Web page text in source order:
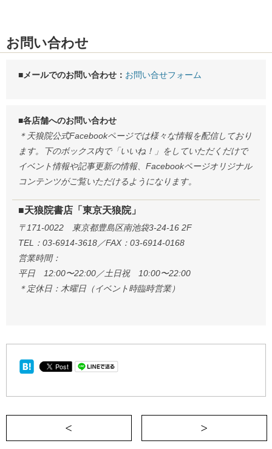
お問い合わせ
■メールでのお問い合わせ： お問い合せフォーム
■各店舗へのお問い合わせ
＊天狼院公式Facebookページでは様々な情報を配信しており
ます。下のボックス内で「いいね！」をしていただくだけで
イベント情報や記事更新の情報、Facebookページオリジナル
コンテンツがご覧いただけるようになります。
■天狼院書店「東京天狼院」
〒171-0022 東京都豊島区南池袋3-24-16 2F
TEL：03-6914-3618／FAX：03-6914-0168
営業時間：
平日 12:00〜22:00／土日祝 10:00〜22:00
＊定休日：木曜日（イベント時臨時営業）
＜ 残り２名様【今年で天狼院書店10周